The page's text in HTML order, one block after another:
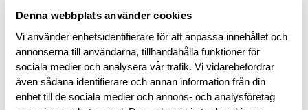
Denna webbplats använder cookies
Vi använder enhetsidentifierare för att anpassa innehållet och
annonserna till användarna, tillhandahålla funktioner för
sociala medier och analysera vår trafik. Vi vidarebefordrar
även sådana identifierare och annan information från din
enhet till de sociala medier och annons- och analysföretag
Läs mer
BESKRIVNING